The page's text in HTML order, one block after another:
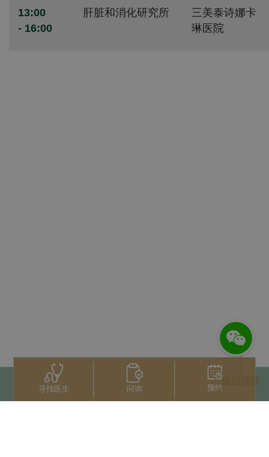
13:00
- 16:00
肝脏和消化研究所
三美泰诗娜卡
琳医院
寻找医生 问询 预约
返回顶部